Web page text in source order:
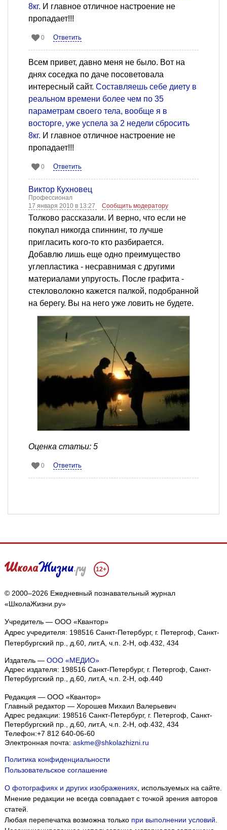
8кг. И главное отличное настроение не
пропадает!!!
0 Ответить
Всем привет, давно меня не было. Вот на
днях соседка по даче посоветовала
интересный сайт. Составляешь себе диету в
реальном времени более чем по 35
параметрам своего тела, вообще я в
восторге, уже успела за 2 недели сбросить
8кг. И главное отличное настроение не
пропадает!!!
0 Ответить
Виктор Кухновец
Профессионал
17 января 2010 в 13:27
Сообщить модератору
Толково рассказали. И верно, что если не
покупал никогда спиннинг, то лучше
пригласить кого-то кто разбирается.
Добавлю лишь еще одно преимущество
углепластика - несравнимая с другими
материалами упругость. После графита -
стекловолокно кажется палкой, подобранной
на берегу. Вы на него уже ловить не будете.
Оценка статьи: 5
0 Ответить
12+
© 2000–2026 Ежедневный познавательный журнал
«ШколаЖизни.ру»
Учредитель — ООО «Квантор»
Адрес учредителя: 198516 Санкт-Петербург, г. Петергоф, Санкт-
Петербургский пр., д.60, лит.А, ч.п. 2-Н, оф.432, 434
Издатель — ООО «МЕДИО»
Адрес издателя: 198516 Санкт-Петербург, г. Петергоф, Санкт-
Петербургский пр., д.60, лит.А, ч.п. 2-Н, оф.440
Редакция — ООО «Квантор»
Главный редактор — Хорошев Михаил Валерьевич
Адрес редакции: 198516 Санкт-Петербург, г. Петергоф, Санкт-
Петербургский пр., д.60, лит.А, ч.п. 2-Н, оф.432, 434
Телефон:+7 812 640-06-60
Электронная почта: askme@shkolazhizni.ru
Политика конфиденциальности
Пользовательское соглашение
О фотографиях и других изображениях, используемых на сайте.
Мнение редакции не всегда совпадает с точкой зрения авторов
статей.
Любая перепечатка возможна только при выполнении условий.